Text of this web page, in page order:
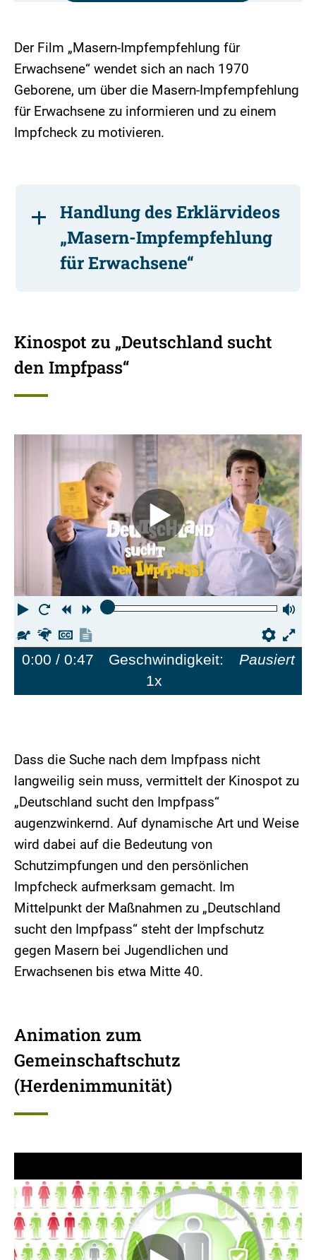
Der Film „Masern-Impfempfehlung für
Erwachsene“ wendet sich an nach 1970
Geborene, um über die Masern-Impfempfehlung
für Erwachsene zu informieren und zu einem
Impfcheck zu motivieren.
Handlung des Erklärvideos
„Masern-Impfempfehlung
für Erwachsene“
Kinospot zu „Deutschland sucht
den Impfpass“
Abspielen
Neustart
ZurückVorwärts
Langsamer
SchnellerUntertitel
ausblenden
anzeigen
0:00 / 0:47
Geschwindigkeit:
1x
Pausiert
Dass die Suche nach dem Impfpass nicht
langweilig sein muss, vermittelt der Kinospot zu
„Deutschland sucht den Impfpass“
augenzwinkernd. Auf dynamische Art und Weise
wird dabei auf die Bedeutung von
Schutzimpfungen und den persönlichen
Impfcheck aufmerksam gemacht. Im
Mittelpunkt der Maßnahmen zu „Deutschland
sucht den Impfpass“ steht der Impfschutz
gegen Masern bei Jugendlichen und
Erwachsenen bis etwa Mitte 40.
Animation zum
Gemeinschaftschutz
(Herdenimmunität)